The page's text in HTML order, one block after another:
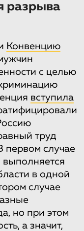
разрыва
Конвенцию
с целью
вступила
труд
первом случае
выполняется
в одной
случае
но при этом
а значит,